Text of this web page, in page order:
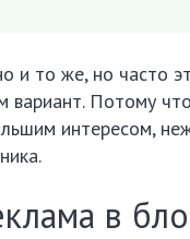
и то же, но часто
вариант. Потому
интересом,
в